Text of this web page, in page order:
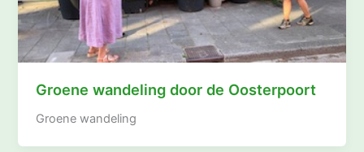
Groene wandeling door de Oosterpoort
Groene wandeling